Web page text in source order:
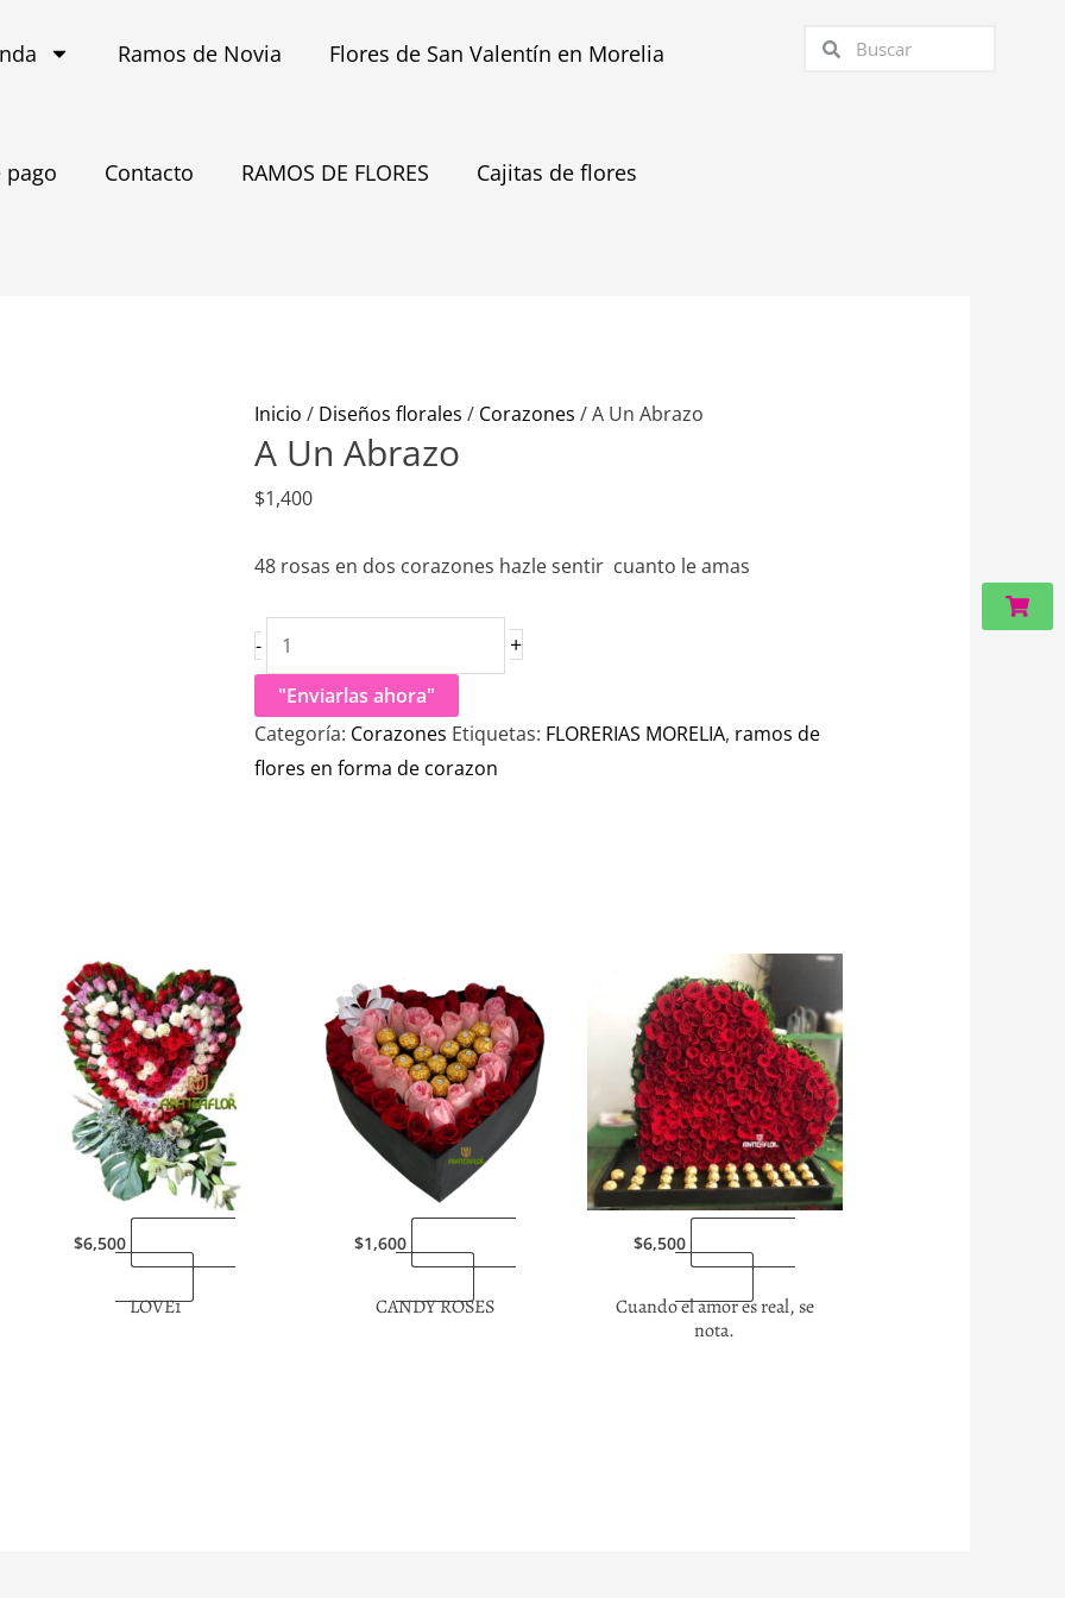
Ramos de Novia Flores de San Valentín en Morelia
pago Contacto RAMOS DE FLORES Cajitas de flores
BuscarBuscar
Inicio / Diseños florales / Corazones / A Un Abrazo
A Un Abrazo
$1,400
48 rosas en dos corazones hazle sentir cuanto le amas
-
cantidad
+
"Enviarlas ahora"
Categoría: Corazones Etiquetas: FLORERIAS MORELIA, ramos de
flores en forma de corazon
$6,500
LOVE1
$1,600
CANDY ROSES
$6,500
Cuando el amor es real, se
nota.